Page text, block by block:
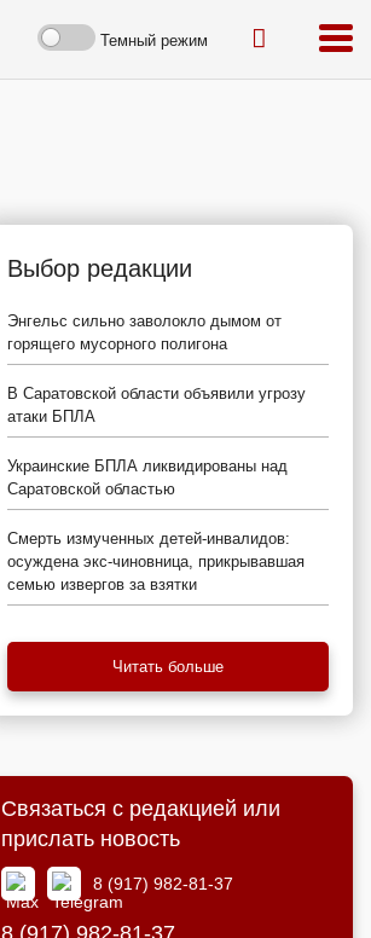
Темный режим
Выбор редакции
Энгельс сильно заволокло дымом от
горящего мусорного полигона
В Саратовской области объявили угрозу
атаки БПЛА
Украинские БПЛА ликвидированы над
Саратовской областью
Смерть измученных детей-инвалидов:
осуждена экс-чиновница, прикрывавшая
семью извергов за взятки
Читать больше
Связаться с редакцией или
прислать новость
8 (917) 982-81-37
8 (917) 982-81-37